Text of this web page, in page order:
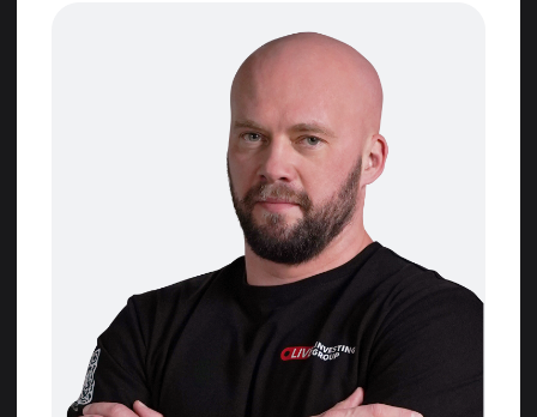
4 700
Курс уже прошёл, но теперь у вас есть
возможность получить доступ ко всем
Оплатить курс
Теханализ скальпера.
Уровни
+ Как читать ленту сделок